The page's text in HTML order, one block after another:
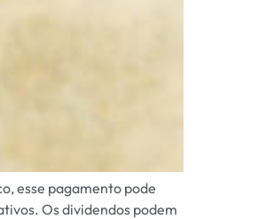
esse pagamento pode
Os dividendos podem